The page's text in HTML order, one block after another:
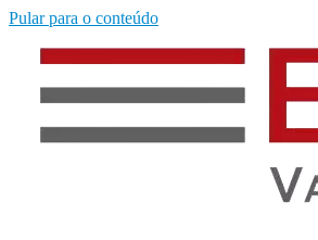
Pular para o conteúdo